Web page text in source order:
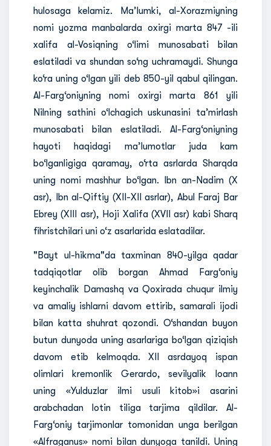
hulosaga kelamiz. Ma’lumki, al-Xorazmiyning
nomi yozma manbalarda oxirgi marta 847 -ili
xalifa al-Vosiqning o‘limi munosabati bilan
eslatiladi va shundan so‘ng uchramaydi. Shunga
ko‘ra uning o‘lgan yili deb 850-yil qabul qilingan.
Al-Farg‘oniyning nomi oxirgi marta 861 yili
Nilning sathini o‘lchagich uskunasini ta’mirlash
munosabati bilan eslatiladi. Al-Farg‘oniyning
hayoti haqidagi ma’lumotlar juda kam
bo‘lganligiga qaramay, o‘rta asrlarda Sharqda
uning nomi mashhur bo‘lgan. Ibn an-Nadim (X
asr), Ibn al-Qiftiy (XII-XII asrlar), Abul Faraj Bar
Ebrey (XIII asr), Hoji Xalifa (XVII asr) kabi Sharq
fihristchilari uni o‘z asarlarida eslatadilar.
"Bayt ul-hikma"da taxminan 840-yilga qadar
tadqiqotlar olib borgan Ahmad Farg‘oniy
keyinchalik Damashq va Qoxirada chuqur ilmiy
va amaliy ishlarni davom ettirib, samarali ijodi
bilan katta shuhrat qozondi. O‘shandan buyon
butun dunyoda uning asarlariga bo‘lgan qiziqish
davom etib kelmoqda. XII asrdayoq ispan
olimlari kremonlik Gerardo, sevilyalik Ioann
uning «Yulduzlar ilmi usuli kitob»i asarini
arabchadan lotin tiliga tarjima qildilar. Al-
Farg‘oniy tarjimonlar tomonidan unga berilgan
«Alfraganus» nomi bilan dunyoga tanildi. Uning